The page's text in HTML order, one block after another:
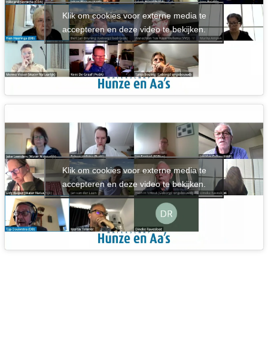
Klik om cookies voor externe media te
accepteren en deze video te bekijken.
Klik om cookies voor externe media te
accepteren en deze video te bekijken.